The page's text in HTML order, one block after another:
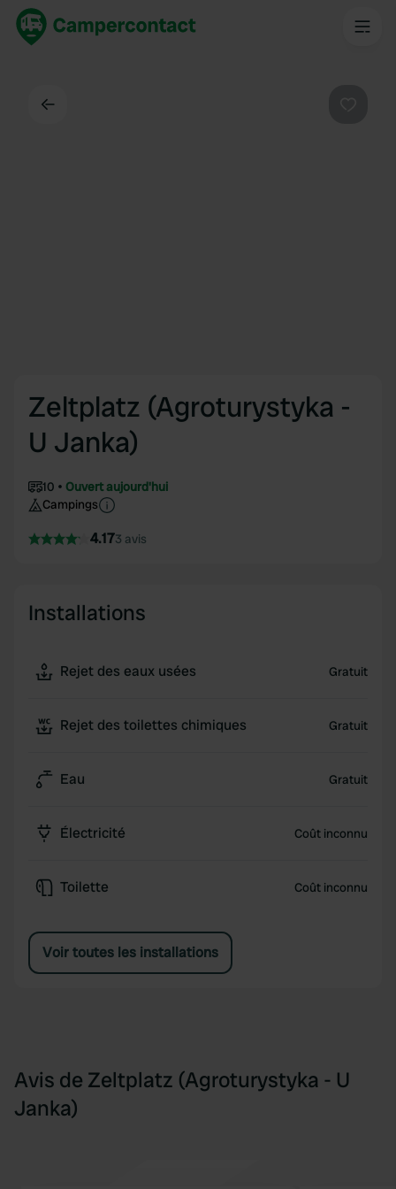
Zeltplatz (Agroturystyka -
U Janka)
10
Ouvert aujourd'hui
Campings
4.173 avis
Installations
Rejet des eaux usées Gratuit
Rejet des toilettes chimiques Gratuit
Eau Gratuit
Électricité Coût inconnu
Toilette Coût inconnu
Voir toutes les installations
Avis de Zeltplatz (Agroturystyka - U
Janka)